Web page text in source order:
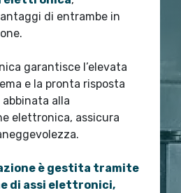
di entrambe in
garantisce l’elevata
e la pronta risposta
alla
elettronica, assicura
è gestita tramite
di assi elettronici,